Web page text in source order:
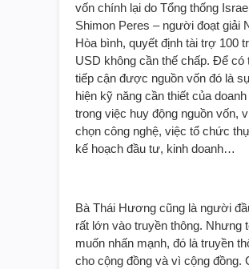
vốn chính lại do Tổng thống
Shimon Peres – người đoạt giải
Hòa bình, quyết định tài trợ 100
USD không cần thế chấp. Để có
tiếp cận được nguồn vốn đó là
hiện kỹ năng cần thiết của
trong việc huy động nguồn vốn,
chọn công nghệ, việc tổ chức
kế hoạch đầu tư, kinh doanh…
Bà Thái Hương cũng là người
rất lớn vào truyền thông. Nhưng
muốn nhấn mạnh, đó là truyền
cho cộng đồng và vì cộng đồng.